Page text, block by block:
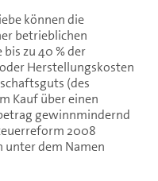
können die
betrieblichen
zu 40 % der
Herstellungskosten
(des
Kauf über einen
gewinnmindernd
2008
unter dem Namen